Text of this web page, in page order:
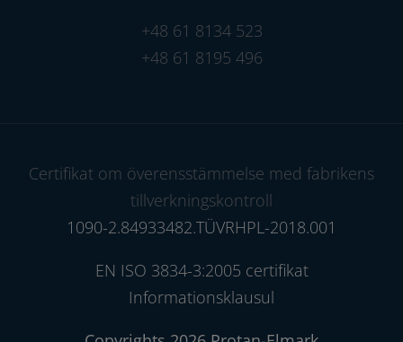
+48 61 8134 523
+48 61 8195 496
Certifikat om överensstämmelse med fabrikens
tillverkningskontroll
1090-2.84933482.TÜVRHPL-2018.001
EN ISO 3834-3:2005 certifikat
Informationsklausul